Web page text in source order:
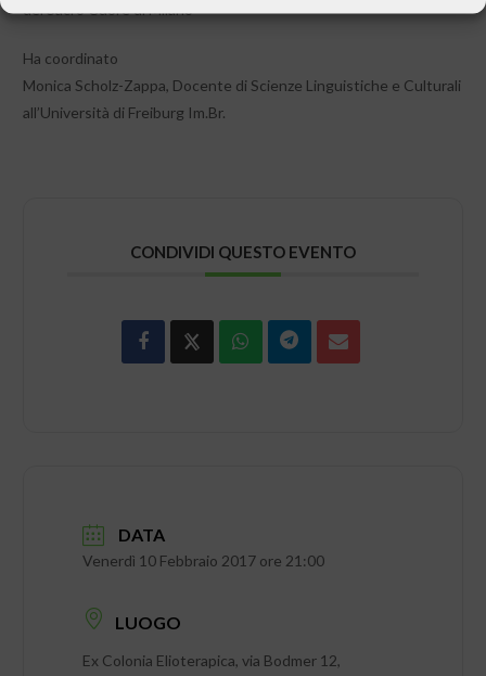
del Sacro Cuore di Milano
Ha coordinato
Monica Scholz-Zappa, Docente di Scienze Linguistiche e Culturali
all’Università di Freiburg Im.Br.
CONDIVIDI QUESTO EVENTO
DATA
Venerdì 10 Febbraio 2017 ore 21:00
LUOGO
Ex Colonia Elioterapica, via Bodmer 12,